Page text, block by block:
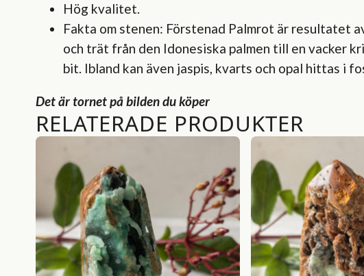
Hög kvalitet.
Fakta om stenen: Förstenad Palmrot är resultatet
och trät från den Idonesiska palmen till en vacker
bit. Ibland kan även jaspis, kvarts och opal hittas i
Det är tornet på bilden du köper
RELATERADE PRODUKTER